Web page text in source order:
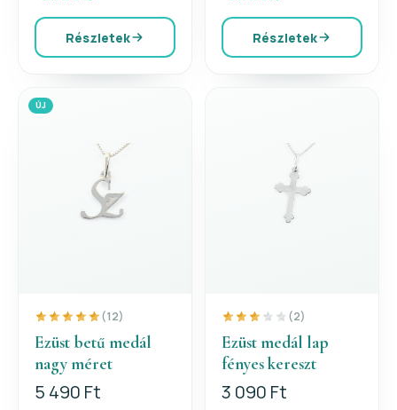
Részletek Részletek
ÚJ
(12)
Ezüst betű medál
nagy méret
5 490 Ft
(2)
Ezüst medál lap
fényes kereszt
3 090 Ft